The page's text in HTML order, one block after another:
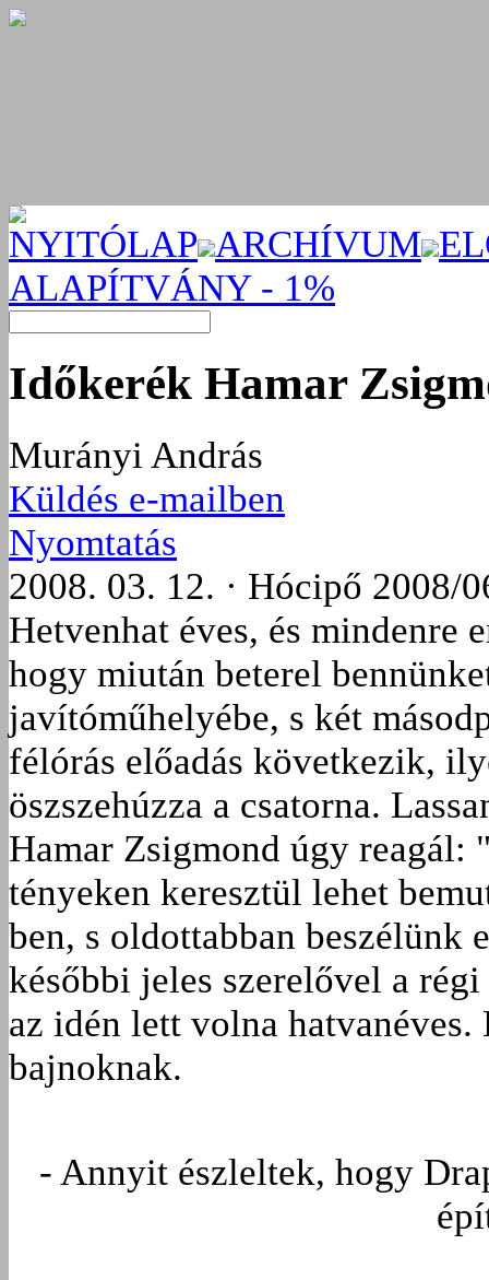
NYITÓLAP ARCHÍVUM
ALAPÍTVÁNY - 1%
Időkerék Hamar
Murányi András
Küldés e-mailben
Nyomtatás
2008. 03. 12. · Hócipő 2008/
Hetvenhat éves, és mindenre
hogy miután beterel
javítóműhelyébe, s két
félórás előadás következik,
öszszehúzza a csatorna.
Hamar Zsigmond úgy reagál:
tényeken keresztül lehet
ben, s oldottabban
későbbi jeles szerelővel a
az idén lett volna
bajnoknak.
- Annyit észleltek, hogy